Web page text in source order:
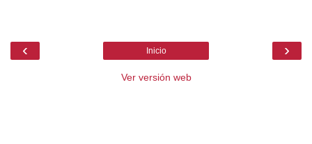
‹ ›
Inicio
Ver versión web